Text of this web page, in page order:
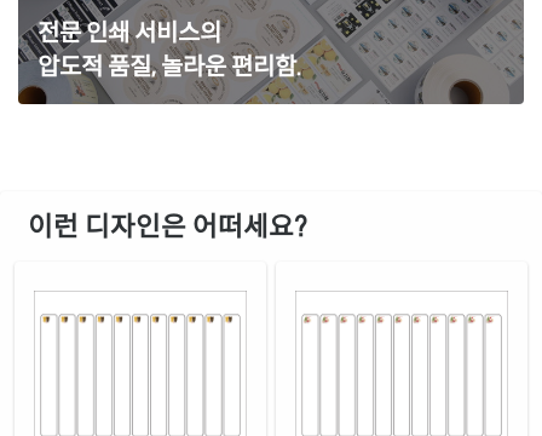
흰색 무광 방수 레이저
CL622MP-DX134 레이저 전용
재질 설명
전문 인쇄 서비스의
압도적 품질, 놀라운 편리함.
이런 디자인은 어떠세요?